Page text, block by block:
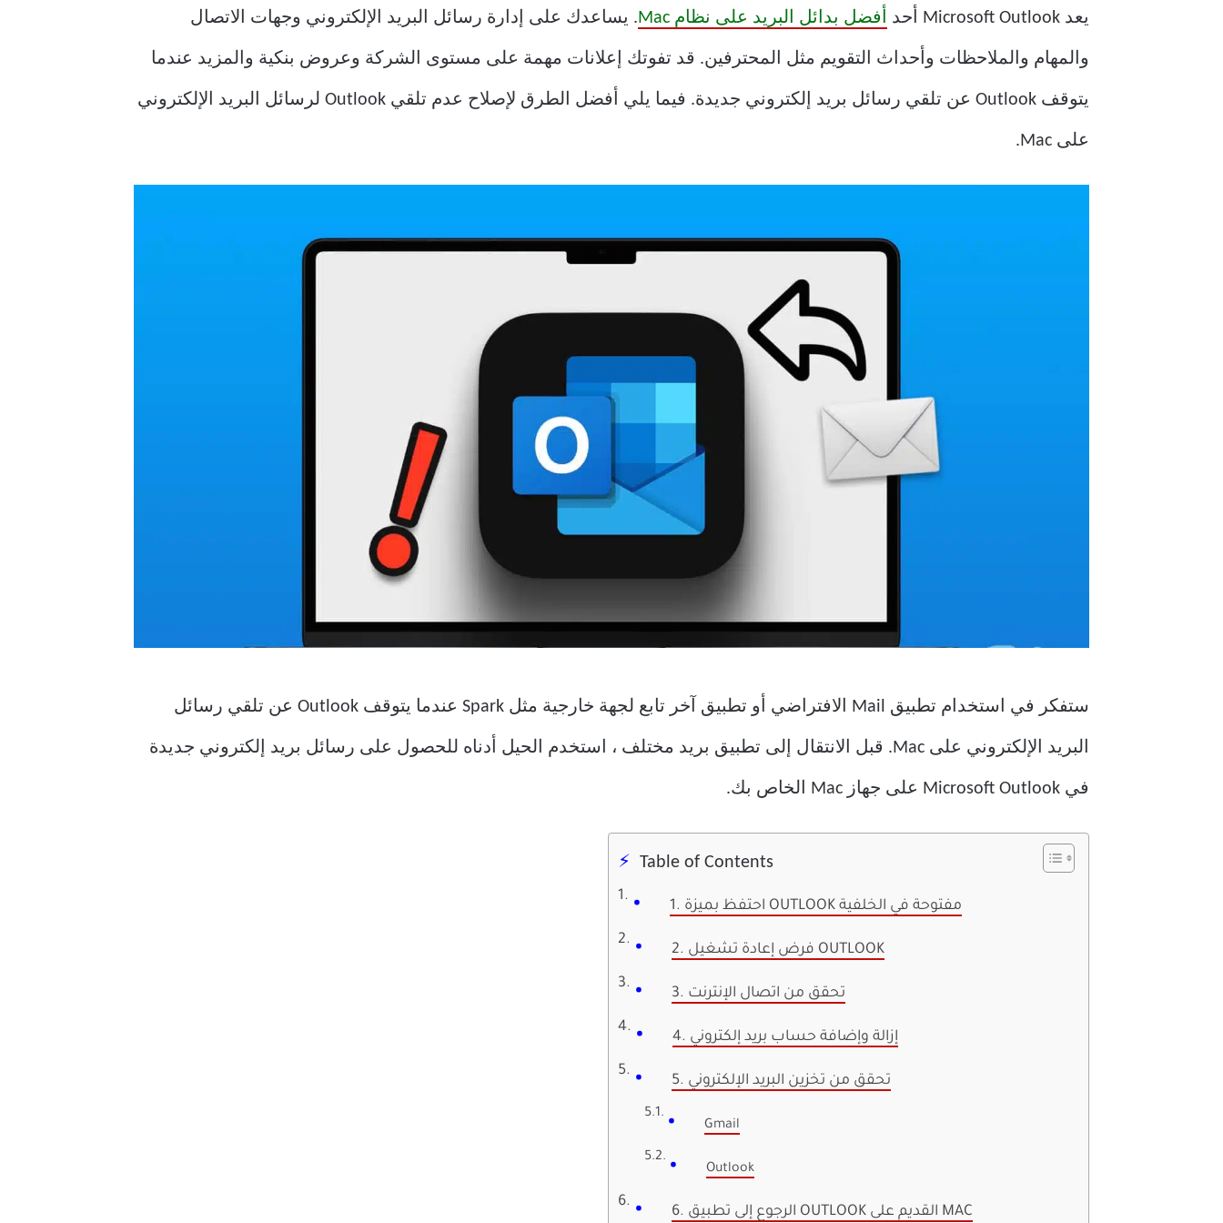
يعد Microsoft Outlook أحد أفضل بدائل البريد على نظام Mac . يساعدك على إدارة رسائل البريد الإلكتروني وجهات الاتصال
والمهام والملاحظات وأحداث التقويم مثل المحترفين. قد تفوتك إعلانات مهمة على مستوى الشركة وعروض بنكية والمزيد عندما
يتوقف Outlook عن تلقي رسائل بريد إلكتروني جديدة. فيما يلي أفضل الطرق لإصلاح عدم تلقي Outlook لرسائل البريد الإلكتروني
على Mac.
ستفكر في استخدام تطبيق Mail الافتراضي أو تطبيق آخر تابع لجهة خارجية مثل Spark عندما يتوقف Outlook عن تلقي رسائل
البريد الإلكتروني على Mac. قبل الانتقال إلى تطبيق بريد مختلف ، استخدم الحيل أدناه للحصول على رسائل بريد إلكتروني جديدة
في Microsoft Outlook على جهاز Mac الخاص بك.
Table of Contents
1. احتفظ بميزة OUTLOOK مفتوحة في الخلفية
2. فرض إعادة تشغيل OUTLOOK
3. تحقق من اتصال الإنترنت
4. إزالة وإضافة حساب بريد إلكتروني
5. تحقق من تخزين البريد الإلكتروني
Gmail
Outlook
6. الرجوع إلى تطبيق OUTLOOK القديم على MAC